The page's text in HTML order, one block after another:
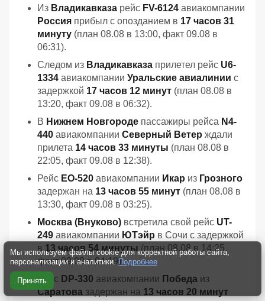
Из Владикавказа рейс FV-6124 авиакомпании
Россия прибыл с опозданием в 17 часов 31
минуту (план 08.08 в 13:00, факт 09.08 в
06:31).
Следом из Владикавказа прилетел рейс U6-
1334 авиакомпании Уральские авиалинии с
задержкой 17 часов 12 минут (план 08.08 в
13:20, факт 09.08 в 06:32).
В Нижнем Новгороде пассажиры рейса N4-
440 авиакомпании Северный Ветер ждали
прилета 14 часов 33 минуты (план 08.08 в
22:05, факт 09.08 в 12:38).
Рейс EO-520 авиакомпании Икар из Грозного
задержан на 13 часов 55 минут (план 08.08 в
13:30, факт 09.08 в 03:25).
Москва (Внуково) встретила свой рейс UT-
249 авиакомпании ЮТэйр в Сочи с задержкой
в 13 часов 54 минуты (план 08.08 в 14:25,
факт 09.08 в 04:19).
Рейс DP-330 авиакомпании Победа из
Саратова задержан на 13 часов 20 минут
Мы используем файлы cookie для корректной работы сайта,
персонализации и аналитики. Подробнее
Принять